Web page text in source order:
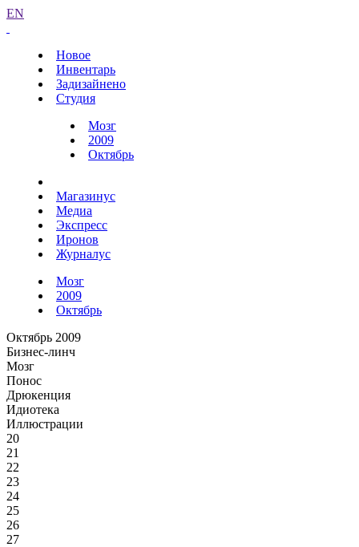
EN
Новое
Инвентарь
Задизайнено
Студия
Мозг
2009
Октябрь
Магазинус
Медиа
Экспресс
Иронов
Журналус
Мозг
2009
Октябрь
Октябрь 2009
Бизнес-линч
Мозг
Понос
Дрюкенция
Идиотека
Иллюстрации
20
21
22
23
24
25
26
27